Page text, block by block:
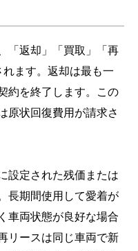
「返却」「買取」「再
ます。返却は最も一
約を終了します。この
原状回復費用が請求さ
設定された残価または
長期間使用して愛着が
車両状態が良好な場合
リースは同じ車両で新